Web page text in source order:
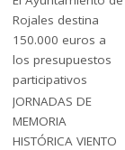
Rojales destina
150.000 euros a
los presupuestos
participativos
JORNADAS DE
MEMORIA
HISTÓRICA VIENTO